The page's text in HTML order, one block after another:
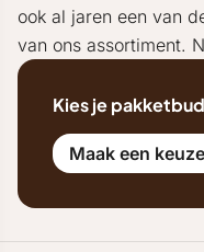
ook al jaren een van
van ons assortiment.
Kies je
Maak een keuze